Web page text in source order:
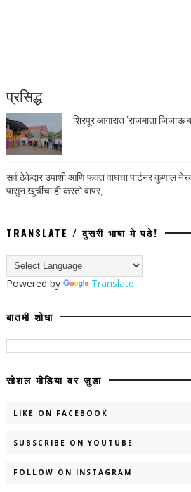
प्रसिद्ध
शिरपूर आगारात ‘राजमाता
सर्व ठेकेदार उपाशी आणि फक्त वाघचा पार्टनर कुणाल
पासुन खुर्चीचा ही करतो वापर,
TRANSLATE / दुसरी भाषा मे पढे!
Powered by Translate
बातमी शोधा
सोशल मीडिया वर जुडा
LIKE ON FACEBOOK
SUBSCRIBE ON YOUTUBE
FOLLOW ON INSTAGRAM